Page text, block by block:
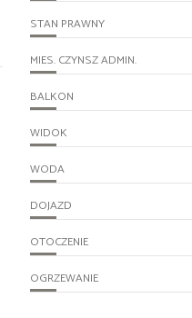
STAN PRAWNY
MIES. CZYNSZ ADMIN.
BALKON
WIDOK
WODA
DOJAZD
OTOCZENIE
OGRZEWANIE